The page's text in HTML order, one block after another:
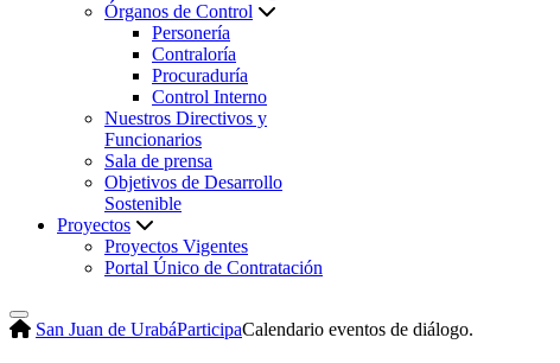
Órganos de Control
Personería
Contraloría
Procuraduría
Control Interno
Nuestros Directivos y
Funcionarios
Sala de prensa
Objetivos de Desarrollo
Sostenible
Proyectos
Proyectos Vigentes
Portal Único de Contratación
San Juan de UrabáParticipaCalendario eventos de diálogo.